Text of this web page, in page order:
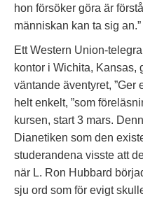
hon försöker göra är
människan kan ta sig an.”
Ett Western Union-
kontor i Wichita, Kansas,
väntande äventyret, ”Ger
helt enkelt, ”som
kursen, start 3 mars.
Dianetiken som den
studerandena visste att
när L. Ron Hubbard
sju ord som för evigt